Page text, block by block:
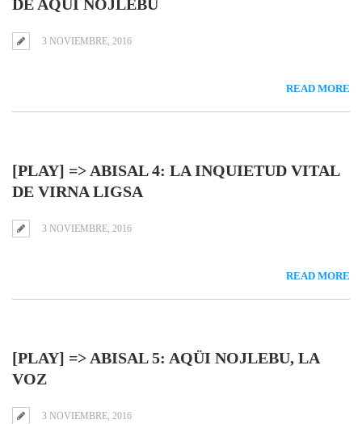
DE AQÜI NOJLEBU
3 NOVIEMBRE, 2016
READ MORE
[PLAY] => ABISAL 4: LA INQUIETUD VITAL
DE VIRNA LIGSA
3 NOVIEMBRE, 2016
READ MORE
[PLAY] => ABISAL 5: AQÜI NOJLEBU, LA
VOZ
3 NOVIEMBRE, 2016